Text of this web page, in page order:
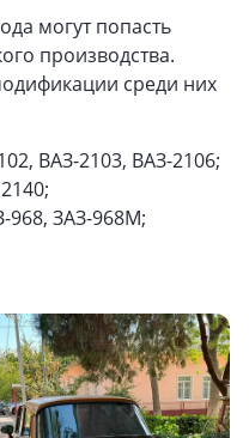
могут попасть
производства.
среди них
ВАЗ-2103, ВАЗ-2106;
968, ЗАЗ-968М;